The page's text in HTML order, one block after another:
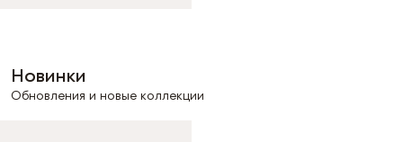
Новинки
Обновления и новые коллекции